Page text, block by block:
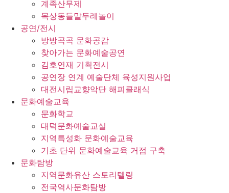
계족산무제
목상동들말두레놀이
공연/전시
방방곡곡 문화공감
찾아가는 문화예술공연
김호연재 기획전시
공연장 연계 예술단체 육성지원사업
대전시립교향악단 해피클래식
문화예술교육
문화학교
대덕문화예술교실
지역특성화 문화예술교육
기초 단위 문화예술교육 거점 구축
문화탐방
지역문화유산 스토리텔링
전국역사문화탐방